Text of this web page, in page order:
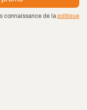
connaissance de lapolitique